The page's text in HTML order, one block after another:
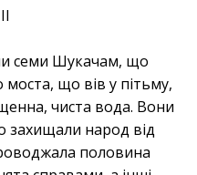
II
семи Шукачам, що
моста, що вів у пітьму,
чиста вода. Вони
захищали народ від
половина